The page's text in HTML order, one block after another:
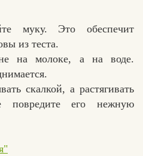
муку. Это обеспечит
из теста.
на молоке, а на воде.
скалкой, а растягивать
его нежную